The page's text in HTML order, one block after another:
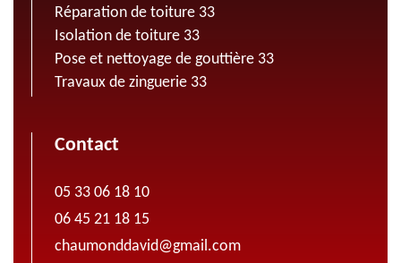
Réparation de toiture 33
Isolation de toiture 33
Pose et nettoyage de gouttière 33
Travaux de zinguerie 33
Contact
05 33 06 18 10
06 45 21 18 15
chaumonddavid@gmail.com